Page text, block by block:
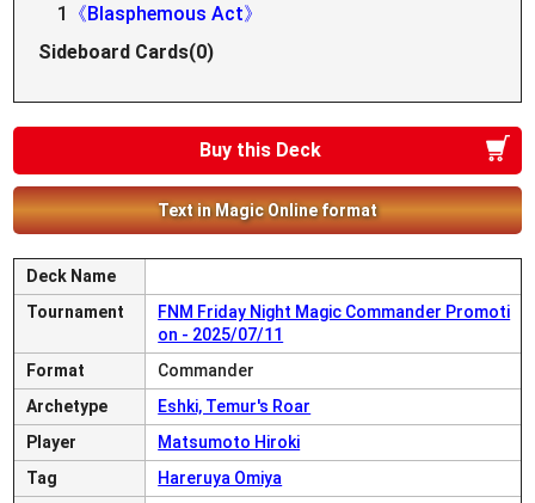
1
《Blasphemous Act》
Sideboard Cards(0)
Buy this Deck
Text in Magic Online format
Deck Name
Tournament
FNM Friday Night Magic Commander Promoti
on - 2025/07/11
Format
Commander
Archetype
Eshki, Temur's Roar
Player
Matsumoto Hiroki
Tag
Hareruya Omiya